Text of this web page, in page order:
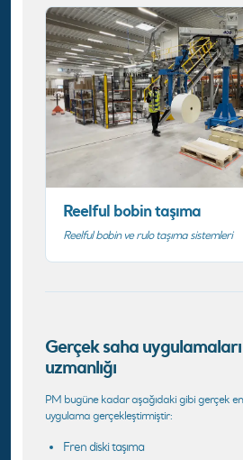
Reelful bobin taşıma
Reelful bobin ve rulo taşıma sistemleri
Gerçek saha
uzmanlığı
PM bugüne kadar aşağıdaki gibi gerçek
uygulama gerçekleştirmiştir:
Fren diski taşıma